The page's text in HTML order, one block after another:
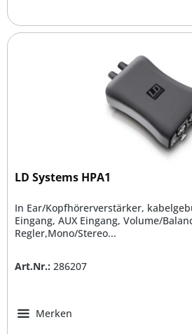
LD Systems HPA1
In Ear/Kopfhörerverstärker,
Eingang, AUX Eingang, Volume/
Regler,Mono/Stereo...
Art.Nr.: 286207
Merken